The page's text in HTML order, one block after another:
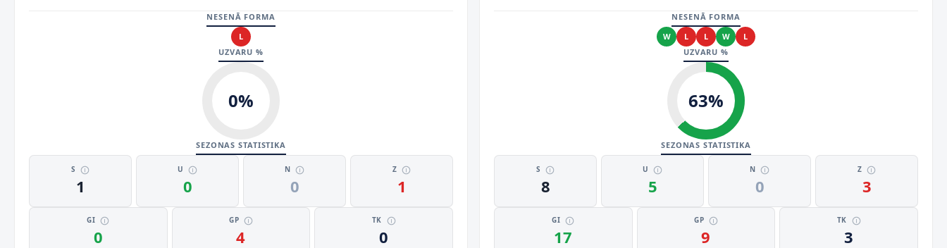
NESENĀ FORMA
L
UZVARU %
0%
SEZONAS STATISTIKA
S
1
U
0
N
0
Z
1
GI
0
GP
4
TK
0
NESENĀ FORMA
W
L L W
L
UZVARU %
63%
SEZONAS STATISTIKA
S
8
U
5
N
0
Z
3
GI
17
GP
9
TK
3